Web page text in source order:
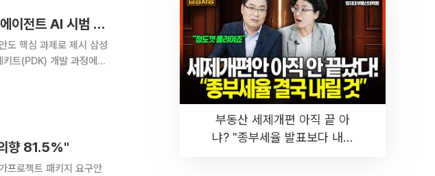
최정연 삼성전자 부사장 "PDK 리타기팅 95% 단축…에이전트 AI 시범 활용"
심 과제로 제시 삼성
트(PDK) 개발 과정에는
향 81.5%"
프로젝트 패키지 요구안
부동산 세제개편 아직 끝 아
냐? "종부세율 발표보다 내릴